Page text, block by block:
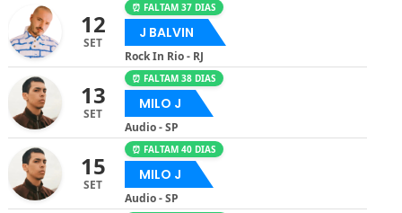
12
SET
⏰ FALTAM 37 DIAS
J BALVIN
Rock In Rio - RJ
13
SET
⏰ FALTAM 38 DIAS
MILO J
Audio - SP
15
SET
⏰ FALTAM 40 DIAS
MILO J
Audio - SP